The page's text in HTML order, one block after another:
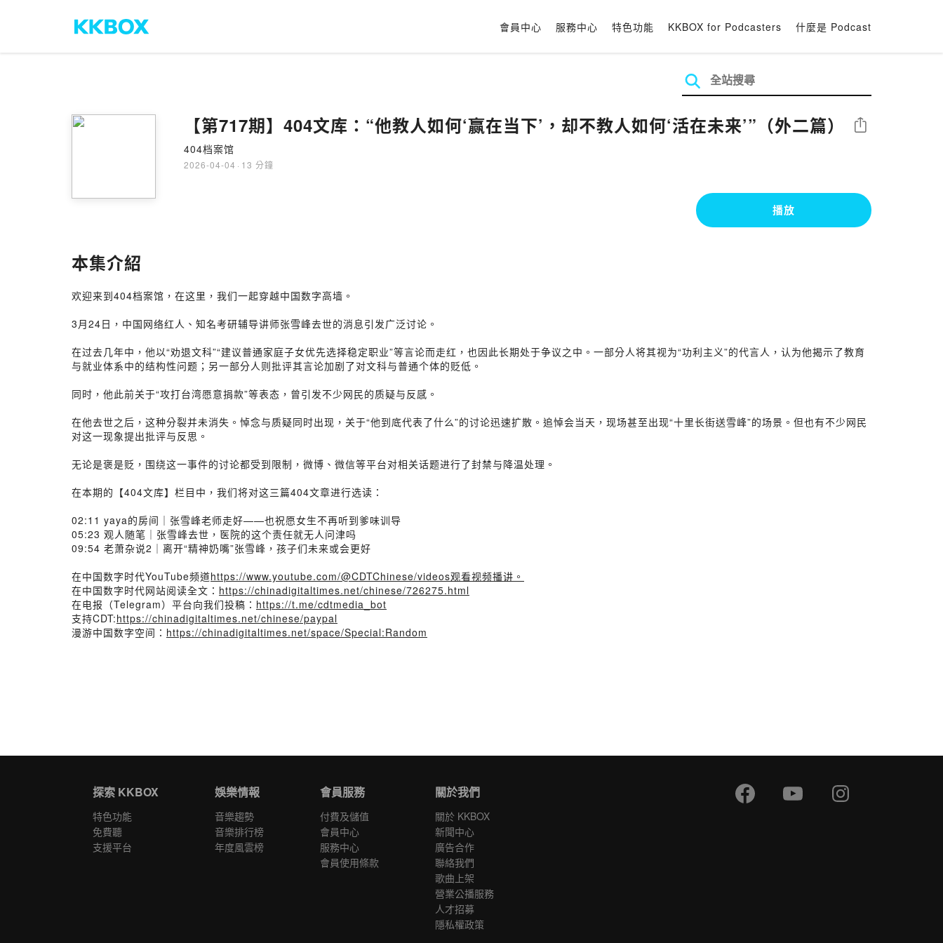
會員中心 服務中心 特色功能 KKBOX for Podcasters 什麼是 Podcast
【第717期】404文库：“他教人如何‘赢在当下’，却不教人如何‘活在未来’”（外二篇）
404档案馆
2026-04-04 · 13 分鐘
分享
播放
本集介紹
欢迎来到404档案馆，在这里，我们一起穿越中国数字高墙。
3月24日，中国网络红人、知名考研辅导讲师张雪峰去世的消息引发广泛讨论。
在过去几年中，他以“劝退文科”“建议普通家庭子女优先选择稳定职业”等言论而走红，也因此长期处于争议之中。一部分人将其视为“功利主义”的代言人，认为他揭示了教育
与就业体系中的结构性问题；另一部分人则批评其言论加剧了对文科与普通个体的贬低。
同时，他此前关于“攻打台湾愿意捐款”等表态，曾引发不少网民的质疑与反感。
在他去世之后，这种分裂并未消失。悼念与质疑同时出现，关于“他到底代表了什么”的讨论迅速扩散。追悼会当天，现场甚至出现“十里长街送雪峰”的场景。但也有不少网民
对这一现象提出批评与反思。
无论是褒是贬，围绕这一事件的讨论都受到限制，微博、微信等平台对相关话题进行了封禁与降温处理。
在本期的【404文库】栏目中，我们将对这三篇404文章进行选读：
02:11 yaya的房间｜张雪峰老师走好——也祝愿女生不再听到爹味训导
05:23 观人随笔｜张雪峰去世，医院的这个责任就无人问津吗
09:54 老萧杂说2｜离开“精神奶嘴”张雪峰，孩子们未来或会更好
在中国数字时代YouTube频道https://www.youtube.com/@CDTChinese/videos观看视频播讲。
在中国数字时代网站阅读全文： https://chinadigitaltimes.net/chinese/726275.html
在电报（Telegram）平台向我们投稿： https://t.me/cdtmedia_bot
支持CDT:https://chinadigitaltimes.net/chinese/paypal
漫游中国数字空间： https://chinadigitaltimes.net/space/Special:Random
探索 KKBOX
特色功能
免費聽
支援平台
娛樂情報
音樂趨勢
音樂排行榜
年度風雲榜
會員服務
付費及儲值
會員中心
服務中心
會員使用條款
關於我們
關於 KKBOX
新聞中心
廣告合作
聯絡我們
歌曲上架
營業公播服務
人才招募
隱私權政策